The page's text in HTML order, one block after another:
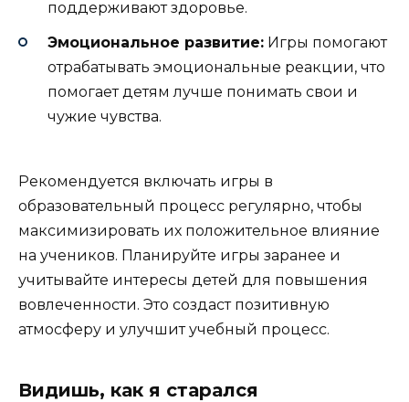
поддерживают здоровье.
Эмоциональное развитие: Игры помогают
отрабатывать эмоциональные реакции, что
помогает детям лучше понимать свои и
чужие чувства.
Рекомендуется включать игры в
образовательный процесс регулярно, чтобы
максимизировать их положительное влияние
на учеников. Планируйте игры заранее и
учитывайте интересы детей для повышения
вовлеченности. Это создаст позитивную
атмосферу и улучшит учебный процесс.
Видишь, как я старался